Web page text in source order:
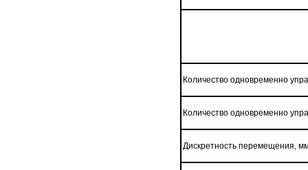
Количество одновременно
Количество одновременно
Дискретность перемещения,